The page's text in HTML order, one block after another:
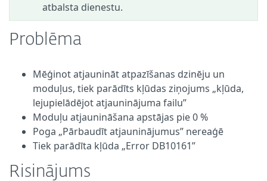
atbalsta dienestu.
Problēma
Mēģinot atjaunināt atpazīšanas dzinēju un
moduļus, tiek parādīts kļūdas ziņojums „kļūda,
lejupielādējot atjauninājuma failu”
Moduļu atjaunināšana apstājas pie 0 %
Poga „Pārbaudīt atjauninājumus” nereaģē
Tiek parādīta kļūda „Error DB10161”
Risinājums